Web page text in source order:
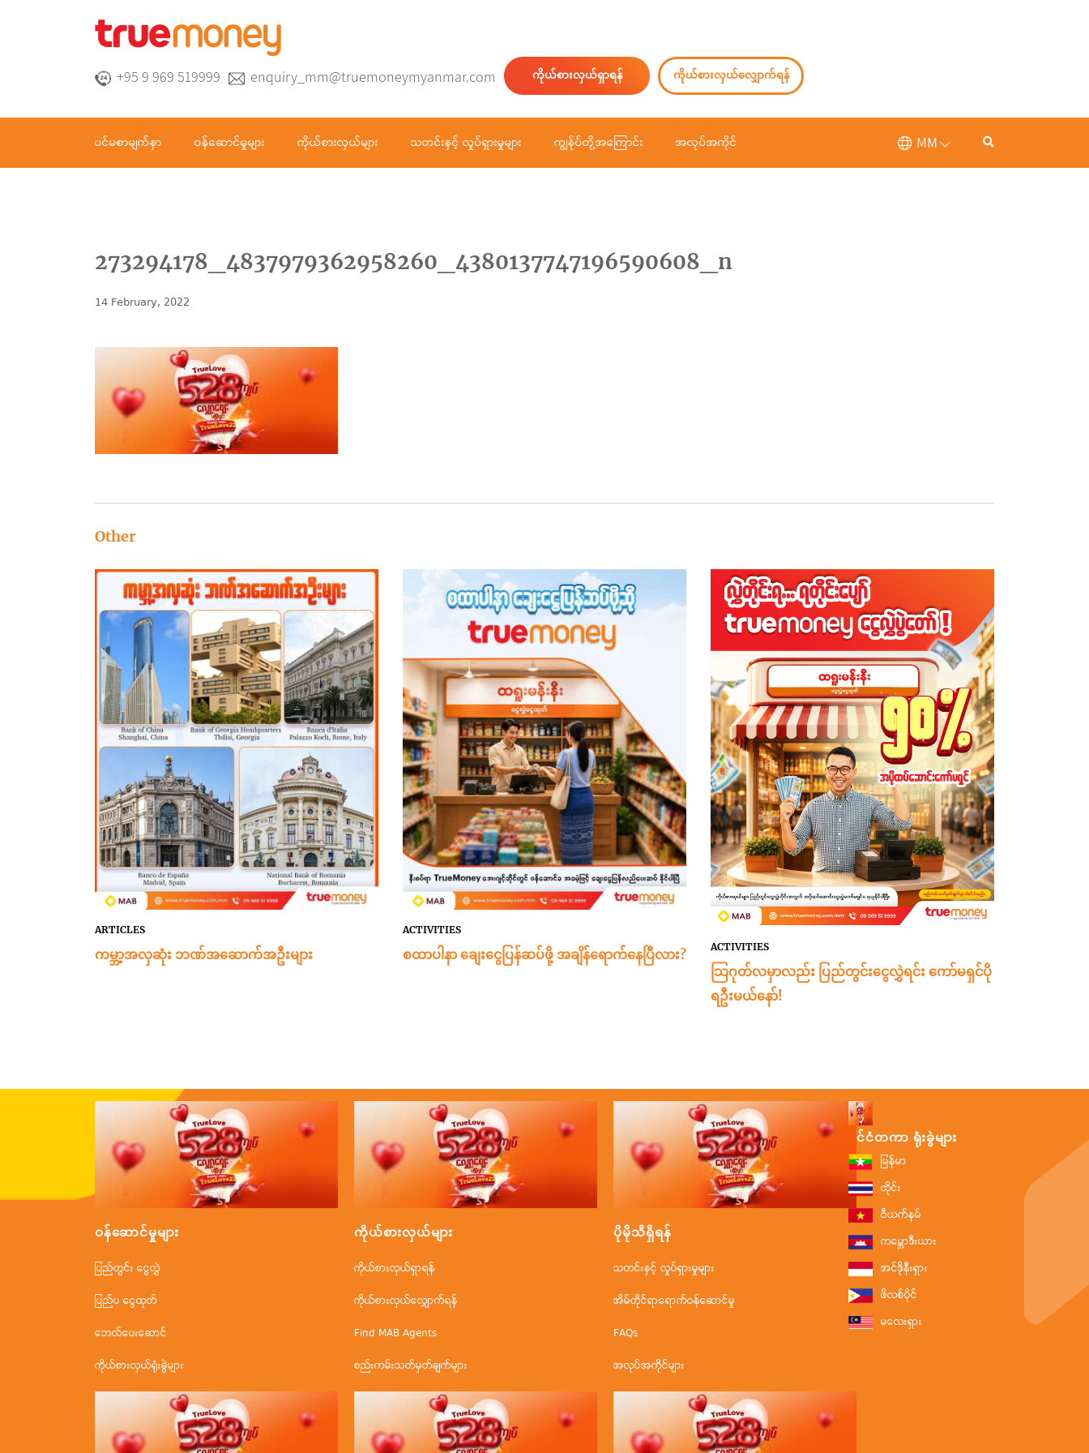
+95 9 969 519999 enquiry_mm@truemoneymyanmar.com ကိုယ်စားလှယ်ရှာရန် ကိုယ်စားလှယ်လျှောက်ရန်
ပင်မစာမျက်နှာ ဝန်ဆောင်မှုများ ကိုယ်စားလှယ်များ သတင်းနှင့် လှုပ်ရှားမှုများ ကျွန်ုပ်တို့အကြောင်း အလုပ်အကိုင် MM
273294178_4837979362958260_4380137747196590608_n
14 February, 2022
Other
ARTICLES
ကမ္ဘာ့အလှဆုံး ဘဏ်အဆောက်အဦးများ
ACTIVITIES
စထာပါနာ ချေးငွေပြန်ဆပ်ဖို့ အချိန်ရောက်နေပြီလား? ACTIVITIES
သြဂုတ်လမှာလည်း ပြည်တွင်းငွေလွှဲရင်း ကော်မရှင်ပို
ရဦးမယ်နော်!
ဝန်ဆောင်မှုများ
ပြည်တွင်း ငွေလွှဲ
ပြည်ပ ငွေထုတ်
ဘေလ်ပေးဆောင်
ကိုယ်စားလှယ်ရုံးခွဲများ
ကိုယ်စားလှယ်များ
ကိုယ်စားလှယ်ရှာရန်
ကိုယ်စားလှယ်လျှောက်ရန်
Find MAB Agents
စည်းကမ်းသတ်မှတ်ချက်များ
ပိုမိုသိရှိရန်
သတင်းနှင့် လှုပ်ရှားမှုများ
အိမ်တိုင်ရာရောက်ဝန်ဆောင်မှု
FAQs
အလုပ်အကိုင်များ
နိုင်ငံတကာ ရုံးခွဲများ
မြန်မာ
ထိုင်း
ဗီယက်နမ်
ကမ္ဘောဒီးယား
အင်ဒိုနီးရှား
ဖိလစ်ပိုင်
မလေးရှား